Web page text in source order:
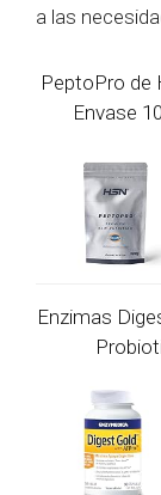
a las
PeptoPro de
Envase
Enzimas